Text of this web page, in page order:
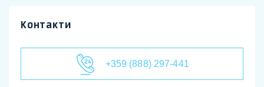
Контакти
+359 (888) 297-441